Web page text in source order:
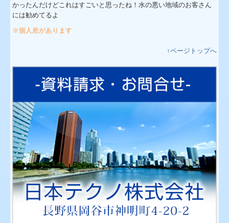
かったんだけどこれはすごいと思ったね！水の悪い地域のお客さん
には勧めてるよ
※個人差があります
↑ページトップへ